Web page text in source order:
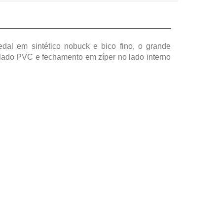
em sintético nobuck e bico fino, o grande
PVC e fechamento em zíper no lado interno